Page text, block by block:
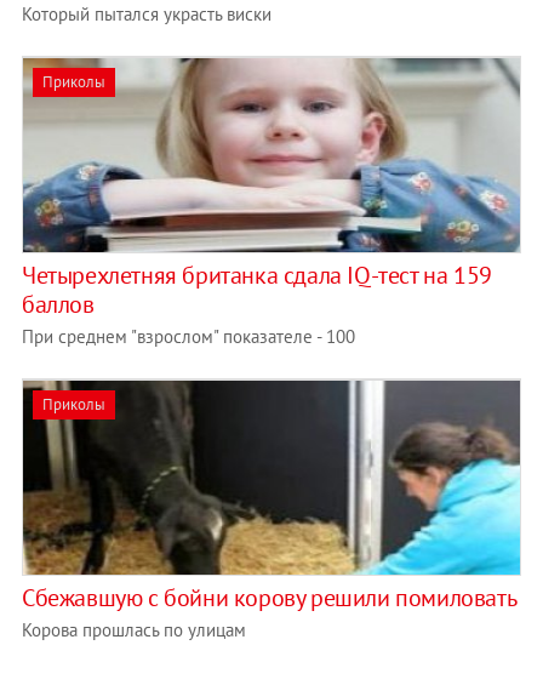
Который пытался украсть виски
Приколы
Четырехлетняя британка сдала IQ-тест на 159
баллов
При среднем "взрослом" показателе - 100
Приколы
Сбежавшую с бойни корову решили помиловать
Корова прошлась по улицам